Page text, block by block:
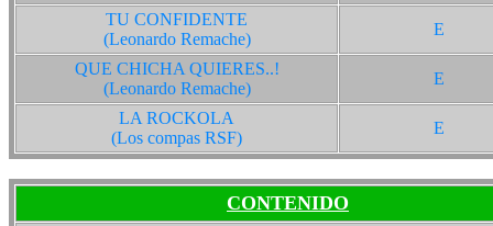
TU CONFIDENTE
(Leonardo Remache)
E
QUE CHICHA QUIERES..!
(Leonardo Remache)
E
LA ROCKOLA
(Los compas RSF)
E
CONTENIDO